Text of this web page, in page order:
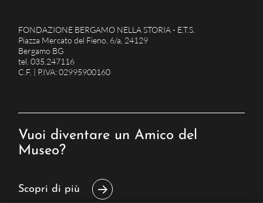
FONDAZIONE BERGAMO NELLA STORIA - E.T.S.
Piazza Mercato del Fieno, 6/a, 24129
Bergamo BG
tel. 035.247116
C.F. | P.IVA: 02995900160
Vuoi diventare un Amico del
Museo?
Scopri di più